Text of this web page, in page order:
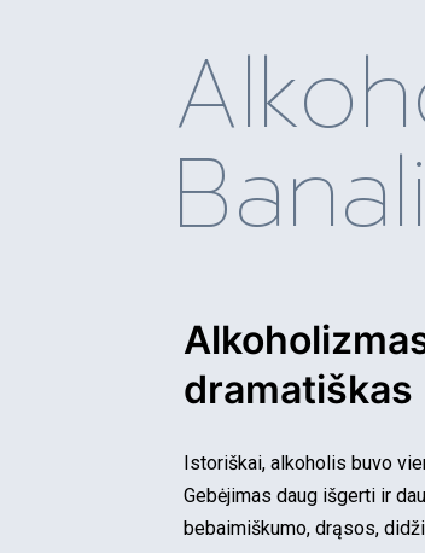
dramatiškas
Istoriškai, alkoholis buvo
Gebėjimas daug išgerti ir
bebaimiškumo, drąsos,